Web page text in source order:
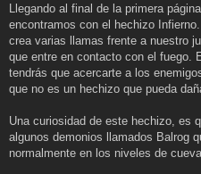
Llegando al final de la primera
encontramos con el hechizo
crea varias llamas frente a nuestro
que entre en contacto con el fuego.
tendrás que acercarte a los
que no es un hechizo que pueda
Una curiosidad de este hechizo, es
algunos demonios llamados Balrog
normalmente en los niveles de